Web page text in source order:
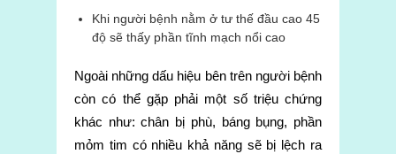
Khi người bệnh nằm ở tư thế đầu cao 45
độ sẽ thấy phần tĩnh mạch nổi cao
Ngoài những dấu hiệu bên trên người bệnh
còn có thể gặp phải một số triệu chứng
khác như: chân bị phù, báng bụng, phần
mỏm tim có nhiều khả năng sẽ bị lệch ra